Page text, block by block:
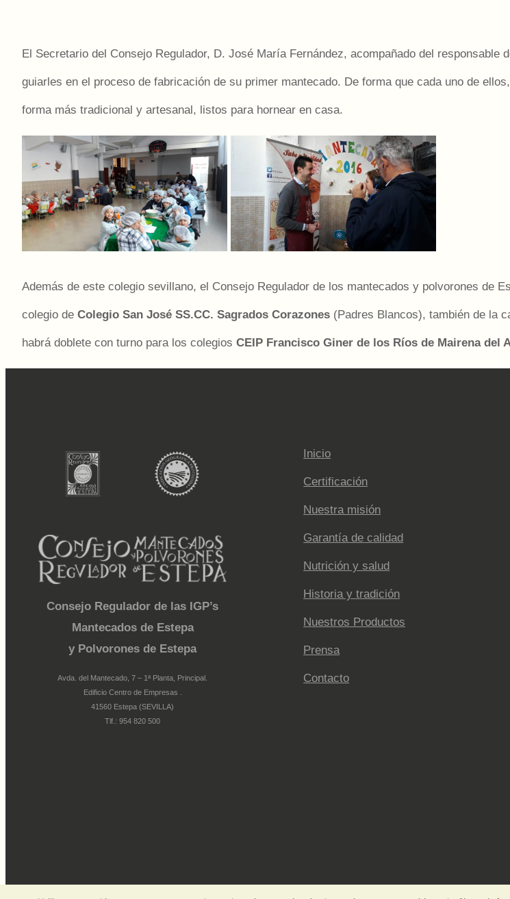
El Secretario del Consejo Regulador, D. José María Fernández, acompañado del
guiarles en el proceso de fabricación de su primer mantecado. De forma que cada uno de
forma más tradicional y artesanal, listos para hornear en casa.
Además de este colegio sevillano, el Consejo Regulador de los mantecados y polvorones de
colegio de Colegio San José SS.CC. Sagrados Corazones (Padres Blancos), también de la
habrá doblete con turno para los colegios CEIP Francisco Giner de los Ríos de Mairena del
Consejo Regulador de las IGP’s
Mantecados de Estepa
y Polvorones de Estepa
Avda. del Mantecado, 7 – 1ª Planta, Principal.
Edificio Centro de Empresas .
41560 Estepa (SEVILLA)
Tlf.: 954 820 500
Inicio
Certificación
Nuestra misión
Garantía de calidad
Nutrición y salud
Historia y tradición
Nuestros Productos
Prensa
Contacto